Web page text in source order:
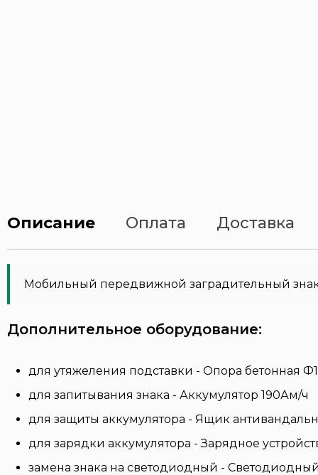
Описание Оплата Доставка
Мобильный передвижной заградительный
Дополнительное оборудование:
для утяжеления подставки - Опора бетонная Ф1
для запитывания знака - Аккумулятор 190Ам/ч
для защиты аккумулятора - Ящик
для зарядки аккумулятора - Зарядное
замена знака на светодиодный -